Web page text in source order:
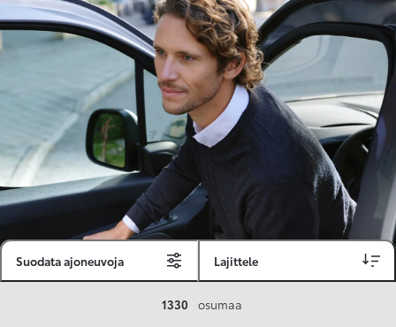
Suodata ajoneuvoja Lajittele
1330 osumaa